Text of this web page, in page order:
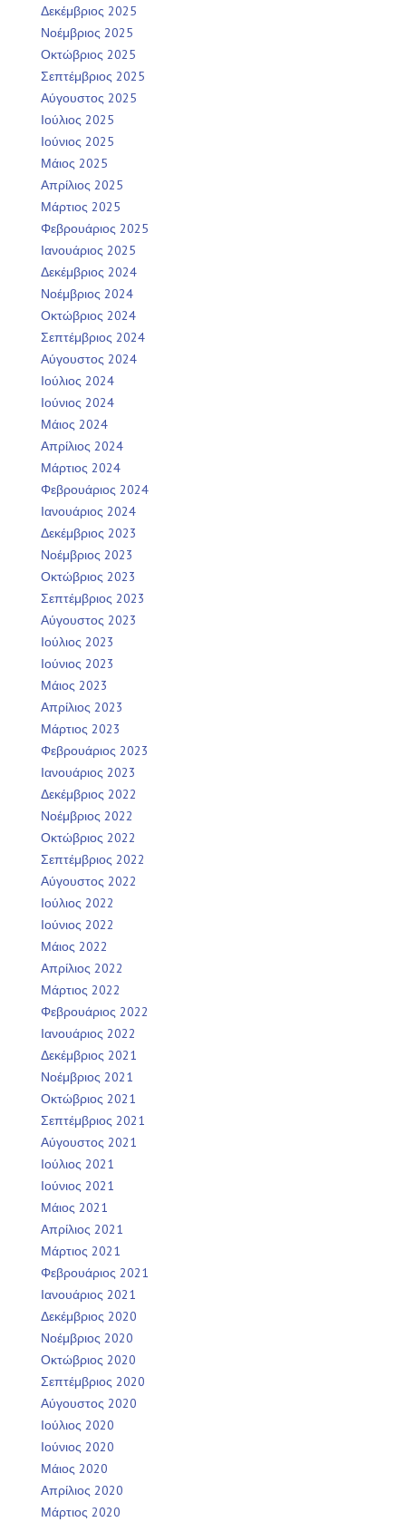
Δεκέμβριος 2025
Νοέμβριος 2025
Οκτώβριος 2025
Σεπτέμβριος 2025
Αύγουστος 2025
Ιούλιος 2025
Ιούνιος 2025
Μάιος 2025
Απρίλιος 2025
Μάρτιος 2025
Φεβρουάριος 2025
Ιανουάριος 2025
Δεκέμβριος 2024
Νοέμβριος 2024
Οκτώβριος 2024
Σεπτέμβριος 2024
Αύγουστος 2024
Ιούλιος 2024
Ιούνιος 2024
Μάιος 2024
Απρίλιος 2024
Μάρτιος 2024
Φεβρουάριος 2024
Ιανουάριος 2024
Δεκέμβριος 2023
Νοέμβριος 2023
Οκτώβριος 2023
Σεπτέμβριος 2023
Αύγουστος 2023
Ιούλιος 2023
Ιούνιος 2023
Μάιος 2023
Απρίλιος 2023
Μάρτιος 2023
Φεβρουάριος 2023
Ιανουάριος 2023
Δεκέμβριος 2022
Νοέμβριος 2022
Οκτώβριος 2022
Σεπτέμβριος 2022
Αύγουστος 2022
Ιούλιος 2022
Ιούνιος 2022
Μάιος 2022
Απρίλιος 2022
Μάρτιος 2022
Φεβρουάριος 2022
Ιανουάριος 2022
Δεκέμβριος 2021
Νοέμβριος 2021
Οκτώβριος 2021
Σεπτέμβριος 2021
Αύγουστος 2021
Ιούλιος 2021
Ιούνιος 2021
Μάιος 2021
Απρίλιος 2021
Μάρτιος 2021
Φεβρουάριος 2021
Ιανουάριος 2021
Δεκέμβριος 2020
Νοέμβριος 2020
Οκτώβριος 2020
Σεπτέμβριος 2020
Αύγουστος 2020
Ιούλιος 2020
Ιούνιος 2020
Μάιος 2020
Απρίλιος 2020
Μάρτιος 2020